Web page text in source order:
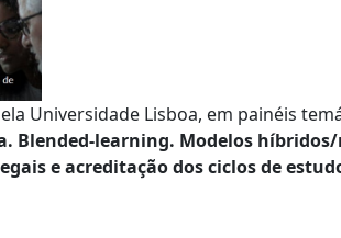
Universidade Lisboa, em painéis
Blended-learning. Modelos
e acreditação dos ciclos de